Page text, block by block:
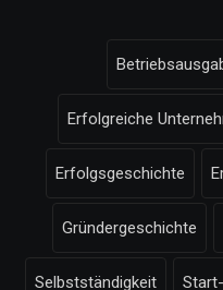
Erfolgreiche
Erfolgsgeschichte
Gründergeschichte
Selbstständigkeit